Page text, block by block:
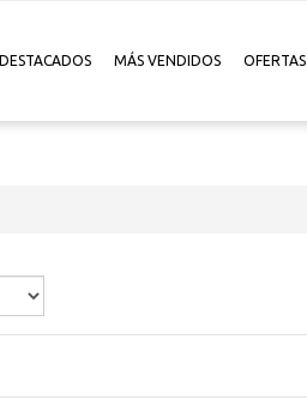
DESTACADOS MÁS VENDIDOS OFERTAS